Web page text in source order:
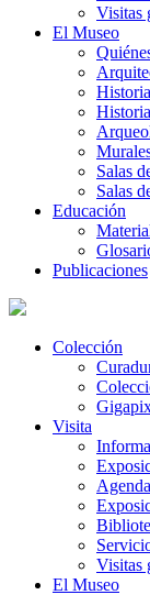
Visitas
El Museo
Salas
Salas
Educación
Publicaciones
Colección
Visita
Agenda
Visitas
El Museo